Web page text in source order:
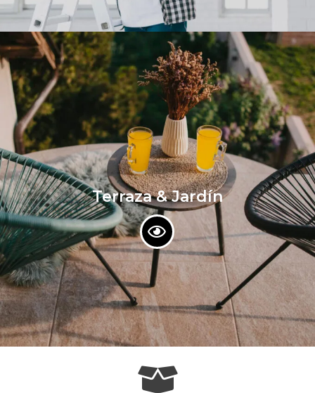
Terraza & Jardín